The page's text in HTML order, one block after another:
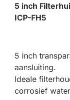
5 inch
ICP-FH5
5 inch
aansluiting.
Ideale
corrosief